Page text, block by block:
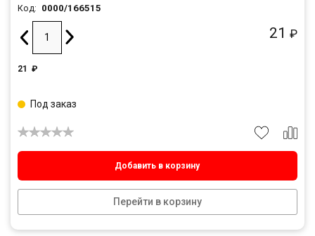
Код: 0000/166515
21 ₽
21 ₽
Добавить в корзину
Перейти в корзину
Под заказ